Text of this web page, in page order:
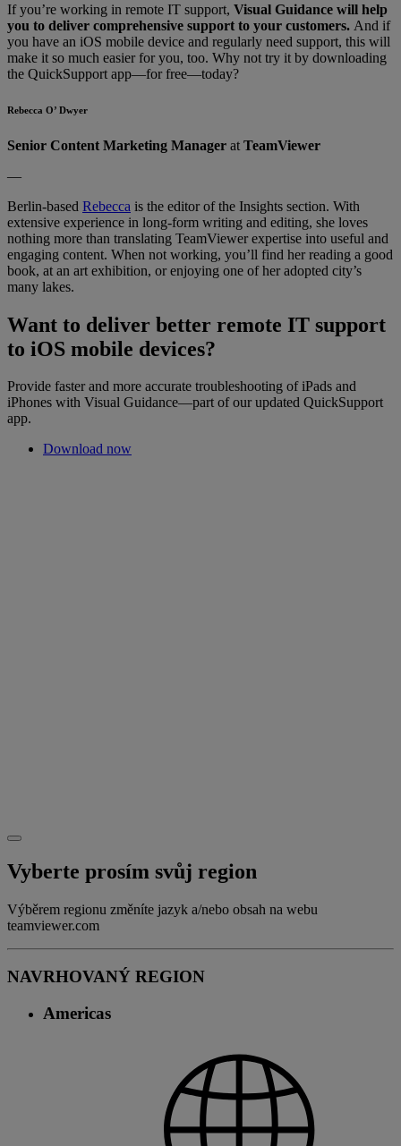
If you’re working in remote IT support, Visual Guidance will help
you to deliver comprehensive support to your customers. And if
you have an iOS mobile device and regularly need support, this will
make it so much easier for you, too. Why not try it by downloading
the QuickSupport app—for free—today?
Rebecca O’ Dwyer
Senior Content Marketing Manager at TeamViewer
—
Berlin-based Rebecca is the editor of the Insights section. With
extensive experience in long-form writing and editing, she loves
nothing more than translating TeamViewer expertise into useful and
engaging content. When not working, you’ll find her reading a good
book, at an art exhibition, or enjoying one of her adopted city’s
many lakes.
Want to deliver better remote IT support
to iOS mobile devices?
Provide faster and more accurate troubleshooting of iPads and
iPhones with Visual Guidance—part of our updated QuickSupport
app.
Download now
Vyberte prosím svůj region
Výběrem regionu změníte jazyk a/nebo obsah na webu
teamviewer.com
NAVRHOVANÝ REGION
Americas